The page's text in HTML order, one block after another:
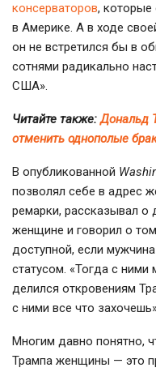
консерваторов, которые
в Америке. А в ходе
он не встретился бы в
сотнями радикально
США».
Читайте также:Дональд
отменить однополые
В опубликованной
позволял себе в адрес
ремарки, рассказывал о
женщине и говорил о
доступной, если
статусом. «Тогда с
делился откровениям
с ними все что
Многим давно понятно,
Трампа женщины — это